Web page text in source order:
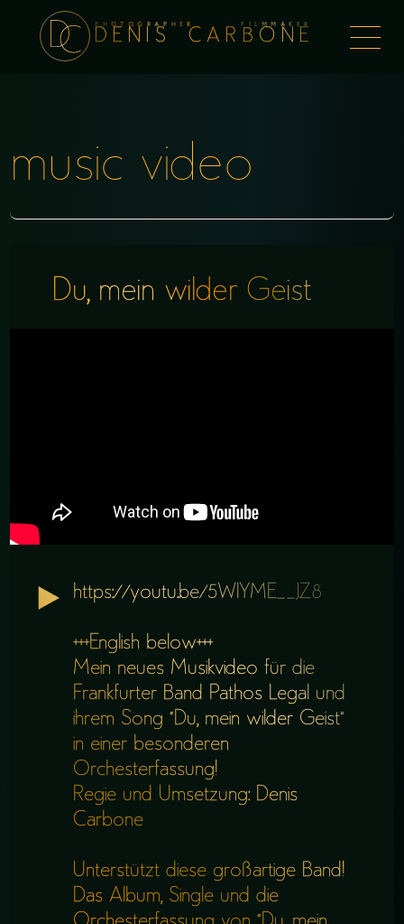
PHOTOGRAPHER FILMMAKER
DENIS CARBONE
music video
Du, mein wilder Geist
https://youtu.be/5WlYME__JZ8
+++English below+++
Mein neues Musikvideo für die
Frankfurter Band Pathos Legal und
ihrem Song “Du, mein wilder Geist”
in einer besonderen
Orchesterfassung!
Regie und Umsetzung: Denis
Carbone
Unterstützt diese großartige Band!
Das Album, Single und die